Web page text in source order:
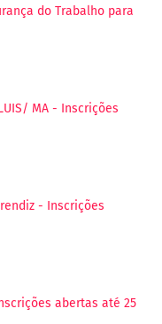
do Trabalho para
LUIS/ MA - Inscrições
- Inscrições
abertas até 25